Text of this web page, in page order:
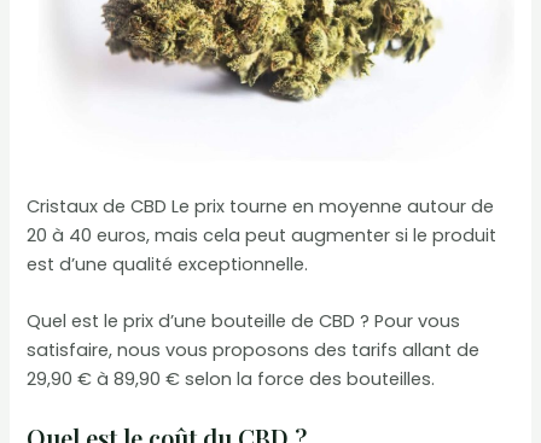
Cristaux de CBD Le prix tourne en moyenne autour de
20 à 40 euros, mais cela peut augmenter si le produit
est d’une qualité exceptionnelle.
Quel est le prix d’une bouteille de CBD ? Pour vous
satisfaire, nous vous proposons des tarifs allant de
29,90 € à 89,90 € selon la force des bouteilles.